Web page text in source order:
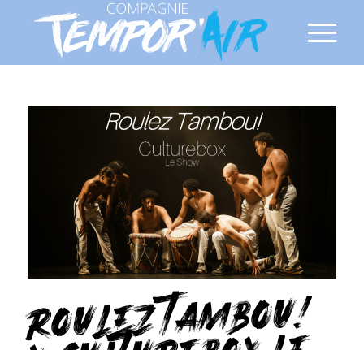
ROULEZ TAMBOU!